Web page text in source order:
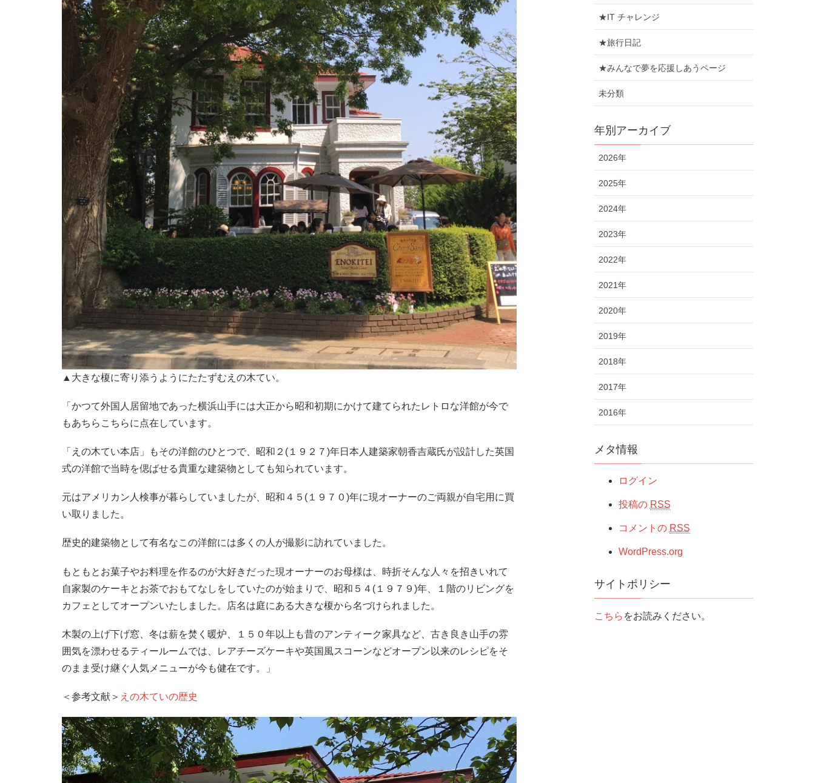
▲大きな榎に寄り添うようにたたずむえの木てい。
「かつて外国人居留地であった横浜山手には大正から昭和初期にかけて建てられたレトロな洋館が今で
もあちらこちらに点在しています。
「えの木てい本店」もその洋館のひとつで、昭和２(１９２７)年日本人建築家朝香吉蔵氏が設計した英国
式の洋館で当時を偲ばせる貴重な建築物としても知られています。
元はアメリカン人検事が暮らしていましたが、昭和４５(１９７０)年に現オーナーのご両親が自宅用に買
い取りました。
歴史的建築物として有名なこの洋館には多くの人が撮影に訪れていました。
もともとお菓子やお料理を作るのが大好きだった現オーナーのお母様は、時折そんな人々を招きいれて
自家製のケーキとお茶でおもてなしをしていたのが始まりで、昭和５４(１９７９)年、１階のリビングを
カフェとしてオープンいたしました。店名は庭にある大きな榎から名づけられました。
木製の上げ下げ窓、冬は薪を焚く暖炉、１５０年以上も昔のアンティーク家具など、古き良き山手の雰
囲気を漂わせるティールームでは、レアチーズケーキや英国風スコーンなどオープン以来のレシピをそ
のまま受け継ぐ人気メニューが今も健在です。」
＜参考文献＞ えの木ていの歴史
★IT チャレンジ
★旅行日記
★みんなで夢を応援しあうページ
未分類
年別アーカイブ
2026年
2025年
2024年
2023年
2022年
2021年
2020年
2019年
2018年
2017年
2016年
メタ情報
ログイン
投稿の RSS
コメントの RSS
WordPress.org
サイトポリシー
こちら をお読みください。